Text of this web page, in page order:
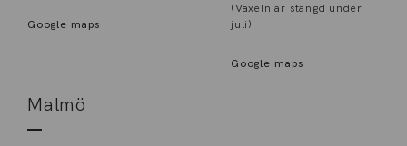
Google maps
(Växeln är stängd under
juli)
Google maps
Malmö